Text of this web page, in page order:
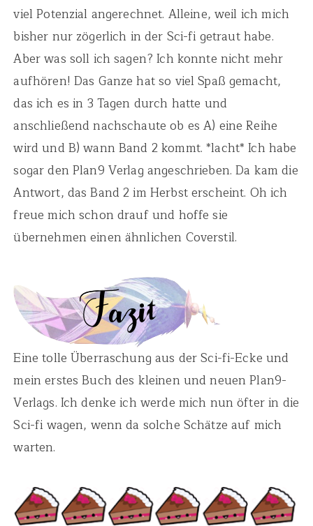
viel Potenzial angerechnet. Alleine, weil ich mich
bisher nur zögerlich in der Sci-fi getraut habe.
Aber was soll ich sagen? Ich konnte nicht mehr
aufhören! Das Ganze hat so viel Spaß gemacht,
das ich es in 3 Tagen durch hatte und
anschließend nachschaute ob es A) eine Reihe
wird und B) wann Band 2 kommt. *lacht* Ich habe
sogar den Plan9 Verlag angeschrieben. Da kam die
Antwort, das Band 2 im Herbst erscheint. Oh ich
freue mich schon drauf und hoffe sie
übernehmen einen ähnlichen Coverstil.
Eine tolle Überraschung aus der Sci-fi-Ecke und
mein erstes Buch des kleinen und neuen Plan9-
Verlags. Ich denke ich werde mich nun öfter in die
Sci-fi wagen, wenn da solche Schätze auf mich
warten.